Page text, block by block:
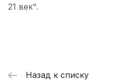
21 век".
Назад к списку